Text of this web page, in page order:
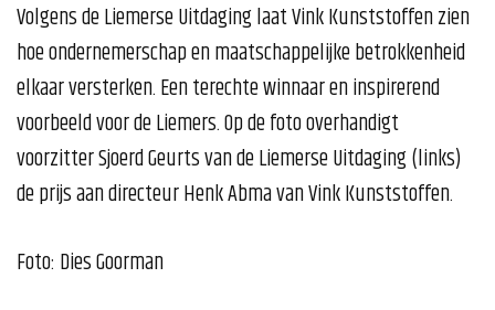
Volgens de Liemerse Uitdaging laat Vink Kunststoffen zien
hoe ondernemerschap en maatschappelijke betrokkenheid
elkaar versterken. Een terechte winnaar en inspirerend
voorbeeld voor de Liemers. Op de foto overhandigt
voorzitter Sjoerd Geurts van de Liemerse Uitdaging (links)
de prijs aan directeur Henk Abma van Vink Kunststoffen.
Foto: Dies Goorman